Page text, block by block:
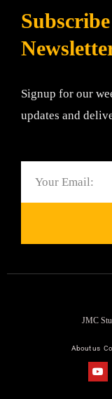
Signup for our
updates and
JMC
About us
Y
o